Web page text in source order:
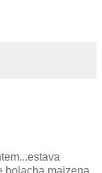
bolacha maizena